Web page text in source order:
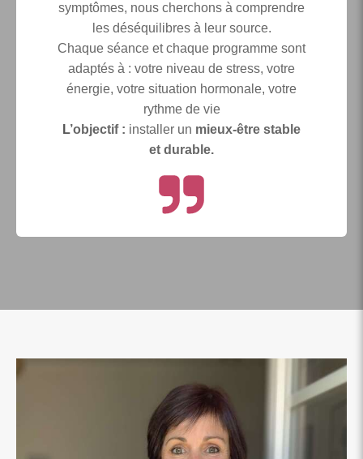
symptômes, nous cherchons à comprendre
les déséquilibres à leur source.
Chaque séance et chaque programme sont
adaptés à : votre niveau de stress, votre
énergie, votre situation hormonale, votre
rythme de vie
L’objectif : installer un mieux-être stable
et durable.